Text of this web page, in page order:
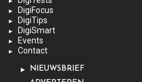
DigiFocus
DigiTips
DigiSmart
Events
Contact
NIEUWSBRIEF